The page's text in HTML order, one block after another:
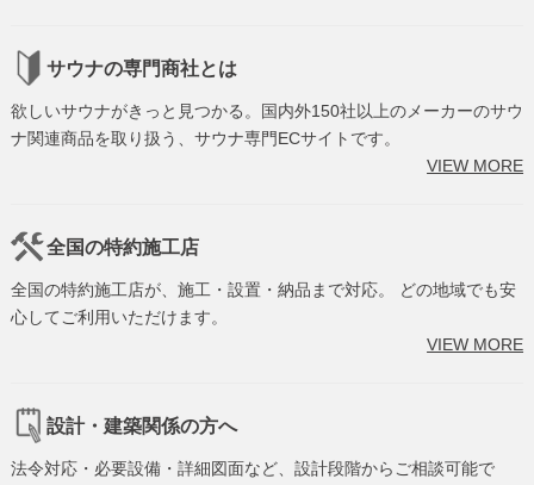
サウナの専門商社とは
欲しいサウナがきっと見つかる。国内外150社以上のメーカーのサウ
ナ関連商品を取り扱う、サウナ専門ECサイトです。
VIEW MORE
全国の特約施工店
全国の特約施工店が、施工・設置・納品まで対応。 どの地域でも安
心してご利用いただけます。
VIEW MORE
設計・建築関係の方へ
法令対応・必要設備・詳細図面など、設計段階からご相談可能で